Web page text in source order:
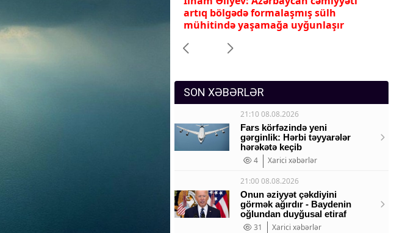
Mənəvi dəyərlər
formalaşmış sülh
yaşamağa uyğunlaşır
telefon danışığı olub
SON XƏBƏRLƏR
21:10 08.08.2026
Fars körfəzində yeni
gərginlik: Hərbi təyyarələr
hərəkətə keçib
4
Xarici xəbərlər
21:00 08.08.2026
Onun əziyyət çəkdiyini
görmək ağırdır - Baydenin
oğlundan duyğusal etiraf
31
Xarici xəbərlər